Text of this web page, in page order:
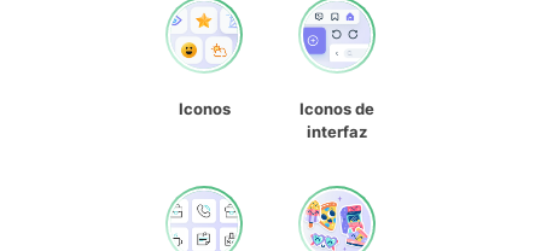
Iconos
Iconos de
interfaz